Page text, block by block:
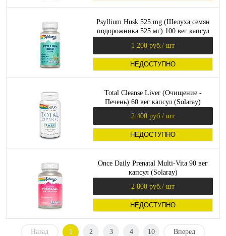
Psyllium Husk 525 mg (Шелуха семян
подорожника 525 мг) 100 вег капсул
1 200 руб. / шт
НЕДОСТУПНО
Total Cleanse Liver (Очищение -
Печень) 60 вег капсул (Solaray)
2 400 руб. / шт
НЕДОСТУПНО
Once Daily Prenatal Multi-Vita 90 вег
капсул (Solaray)
2 800 руб. / шт
НЕДОСТУПНО
Назад 1 2 3 4 10 Вперед